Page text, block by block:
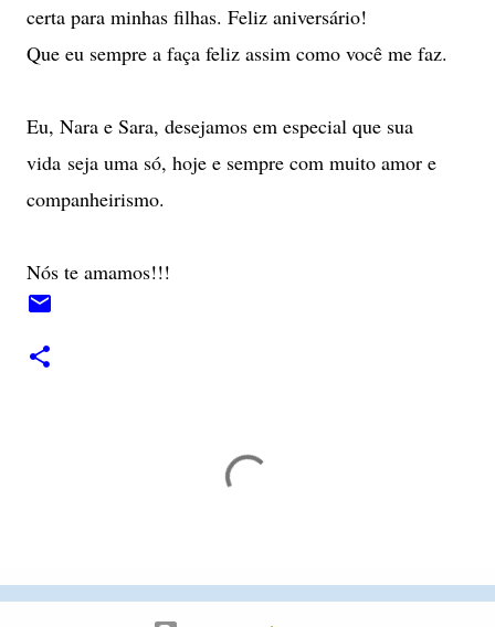
certa para minhas filhas. Feliz aniversário!
Que eu sempre a faça feliz assim como você me faz.
Eu, Nara e Sara, desejamos em especial que sua
vida seja uma só, hoje e sempre com muito amor e
companheirismo.
Nós te amamos!!!
n